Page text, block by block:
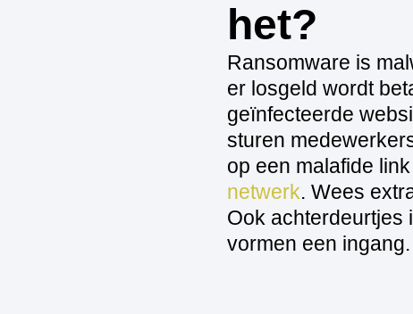
het?
Ransomware is
er losgeld wordt
geïnfecteerde
sturen
op een malafide
netwerk. Wees
Ook achterdeurtjes
vormen een ingang.